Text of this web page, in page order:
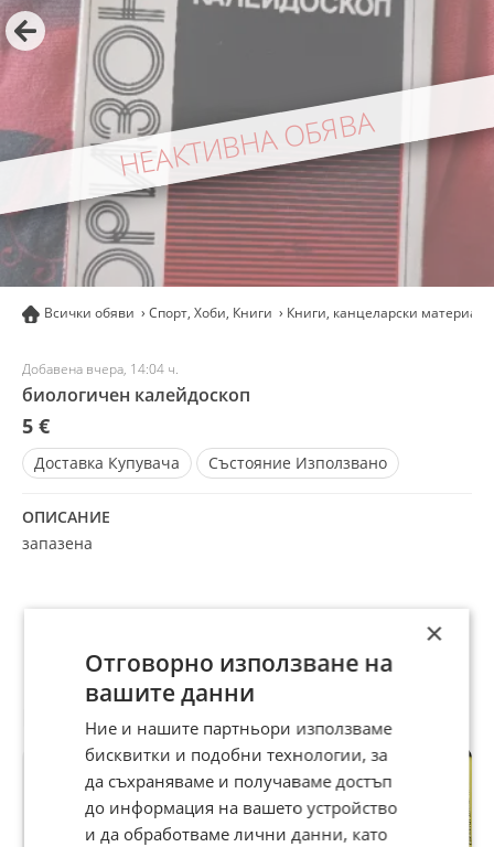
НЕАКТИВНА ОБЯВА
Всички обяви Спорт, Хоби, Книги Книги, канцеларски материали
Добавена вчера, 14:04 ч.
биологичен калейдоскоп
5 €
Доставка Купувача Състояние Използвано
ОПИСАНИЕ
запазена
Препоръчани за теб
×
Отговорно използване на
вашите данни
Ние и нашите партньори използваме
бисквитки и подобни технологии, за
да съхраняваме и получаваме достъп
до информация на вашето устройство
и да обработваме лични данни, като